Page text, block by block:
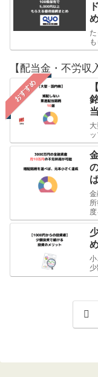
【配当金・不労収
おすすめ
小
前